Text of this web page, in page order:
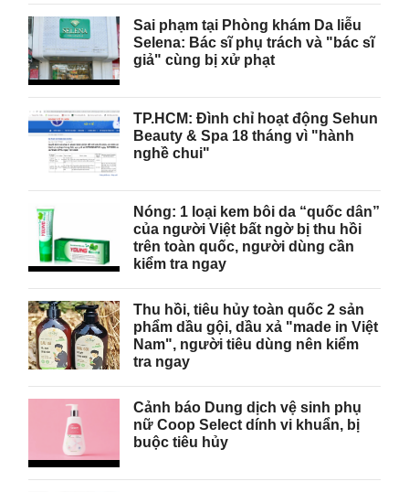
Sai phạm tại Phòng khám Da liễu
Selena: Bác sĩ phụ trách và "bác sĩ
giả" cùng bị xử phạt
TP.HCM: Đình chỉ hoạt động Sehun
Beauty & Spa 18 tháng vì "hành
nghề chui"
Nóng: 1 loại kem bôi da “quốc dân”
của người Việt bất ngờ bị thu hồi
trên toàn quốc, người dùng cần
kiểm tra ngay
Thu hồi, tiêu hủy toàn quốc 2 sản
phẩm dầu gội, dầu xả "made in Việt
Nam", người tiêu dùng nên kiểm
tra ngay
Cảnh báo Dung dịch vệ sinh phụ
nữ Coop Select dính vi khuẩn, bị
buộc tiêu hủy